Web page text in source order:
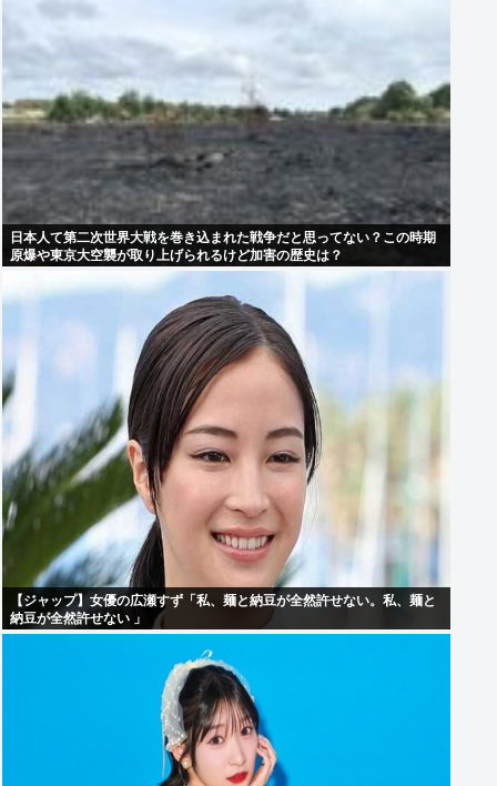
日本人て第二次世界大戦を巻き込まれた戦争だと思ってない？この時期
原爆や東京大空襲が取り上げられるけど加害の歴史は？
【ジャップ】女優の広瀬すず「私、麺と納豆が全然許せない。私、麺と
納豆が全然許せない 」